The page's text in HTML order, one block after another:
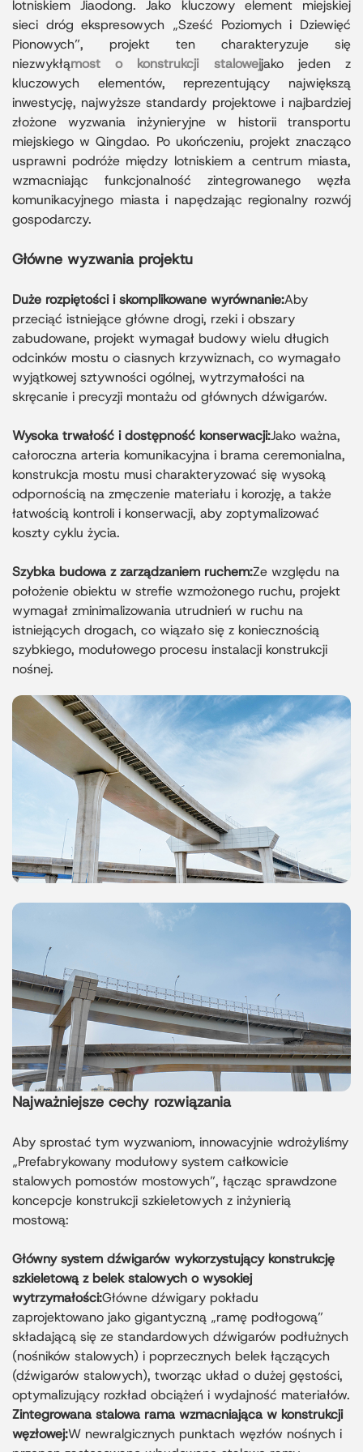
belek nośnych, projekt charakteryzuje się
doskonałą odpornością sejsmiczną,
wytrzymałością zmęczeniową i efektywnością
budowy. Szerokie zastosowanie stalowych belek
stropowych mostowych oraz stalowych belek
nośnych i dźwigarów przyspiesza montaż i skraca
czas budowy na miejscu.
Po ukończeniu budowy ta linia szybkiego ruchu
łącząca lotnisko z nowym lotniskiem Qingdao
znacznie usprawni komunikację między nowym
lotniskiem Qingdao a obszarami miejskimi,
wysokiej jakości infrastrukturę stalową, która
gospodarczego, efektywności logistycznej i
przyszłej ekspansji miejskiej.
lotniskiem Jiaodong. Jako kluczowy element miejskiej
sieci dróg ekspresowych „Sześć Poziomych i Dziewięć
Pionowych”, projekt ten charakteryzuje się
niezwykłąmost o konstrukcji stalowejjako jeden z
kluczowych elementów, reprezentujący największą
inwestycję, najwyższe standardy projektowe i najbardziej
złożone wyzwania inżynieryjne w historii transportu
miejskiego w Qingdao. Po ukończeniu, projekt znacząco
usprawni podróże między lotniskiem a centrum miasta,
wzmacniając funkcjonalność zintegrowanego węzła
komunikacyjnego miasta i napędzając regionalny rozwój
gospodarczy.
Główne wyzwania projektu
Duże rozpiętości i skomplikowane wyrównanie:Aby
przeciąć istniejące główne drogi, rzeki i obszary
zabudowane, projekt wymagał budowy wielu długich
odcinków mostu o ciasnych krzywiznach, co wymagało
wyjątkowej sztywności ogólnej, wytrzymałości na
skręcanie i precyzji montażu od głównych dźwigarów.
Wysoka trwałość i dostępność konserwacji:Jako ważna,
całoroczna arteria komunikacyjna i brama ceremonialna,
konstrukcja mostu musi charakteryzować się wysoką
odpornością na zmęczenie materiału i korozję, a także
łatwością kontroli i konserwacji, aby zoptymalizować
koszty cyklu życia.
Szybka budowa z zarządzaniem ruchem:Ze względu na
położenie obiektu w strefie wzmożonego ruchu, projekt
wymagał zminimalizowania utrudnień w ruchu na
istniejących drogach, co wiązało się z koniecznością
szybkiego, modułowego procesu instalacji konstrukcji
nośnej.
Najważniejsze cechy rozwiązania
Aby sprostać tym wyzwaniom, innowacyjnie wdrożyliśmy
„Prefabrykowany modułowy system całkowicie
stalowych pomostów mostowych”, łącząc sprawdzone
koncepcje konstrukcji szkieletowych z inżynierią
mostową:
Główny system dźwigarów wykorzystujący konstrukcję
szkieletową z belek stalowych o wysokiej
wytrzymałości:Główne dźwigary pokładu
zaprojektowano jako gigantyczną „ramę podłogową”
składającą się ze standardowych dźwigarów podłużnych
(nośników stalowych) i poprzecznych belek łączących
(dźwigarów stalowych), tworząc układ o dużej gęstości,
optymalizujący rozkład obciążeń i wydajność materiałów.
Zintegrowana stalowa rama wzmacniająca w konstrukcji
węzłowej:W newralgicznych punktach węzłów nośnych i